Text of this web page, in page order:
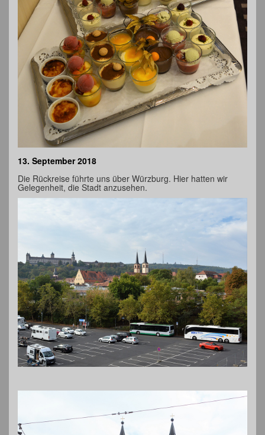
13. September 2018
Die Rückreise führte uns über Würzburg. Hier hatten wir
Gelegenheit, die Stadt anzusehen.